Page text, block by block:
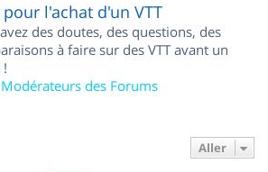
l'achat d'un VTT
des doutes, des questions, des
à faire sur des VTT avant un
Modérateurs des Forums
Aller